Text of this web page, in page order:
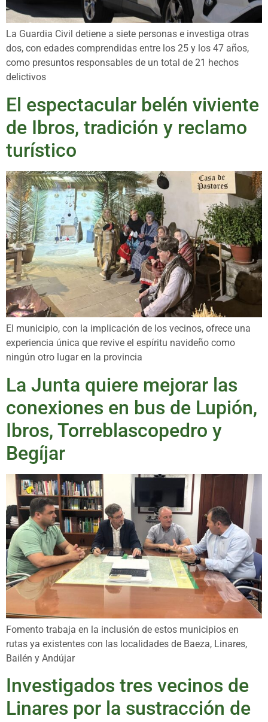
La Guardia Civil detiene a siete personas e investiga otras
dos, con edades comprendidas entre los 25 y los 47 años,
como presuntos responsables de un total de 21 hechos
delictivos
El espectacular belén viviente
de Ibros, tradición y reclamo
turístico
El municipio, con la implicación de los vecinos, ofrece una
experiencia única que revive el espíritu navideño como
ningún otro lugar en la provincia
La Junta quiere mejorar las
conexiones en bus de Lupión,
Ibros, Torreblascopedro y
Begíjar
Fomento trabaja en la inclusión de estos municipios en
rutas ya existentes con las localidades de Baeza, Linares,
Bailén y Andújar
Investigados tres vecinos de
Linares por la sustracción de